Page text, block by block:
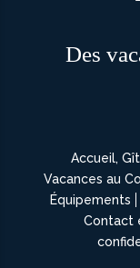
Des
Accueil,
Vacances au
Équipements
Contact